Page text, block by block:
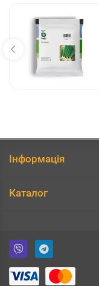
Інформація
Каталог